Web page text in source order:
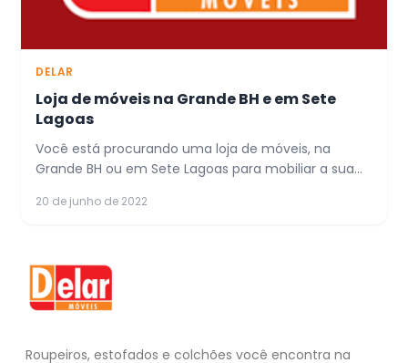
DELAR
Loja de móveis na Grande BH e em Sete
Lagoas
Você está procurando uma loja de móveis, na
Grande BH ou em Sete Lagoas para mobiliar a sua...
20 de junho de 2022
Roupeiros, estofados e colchões você encontra na